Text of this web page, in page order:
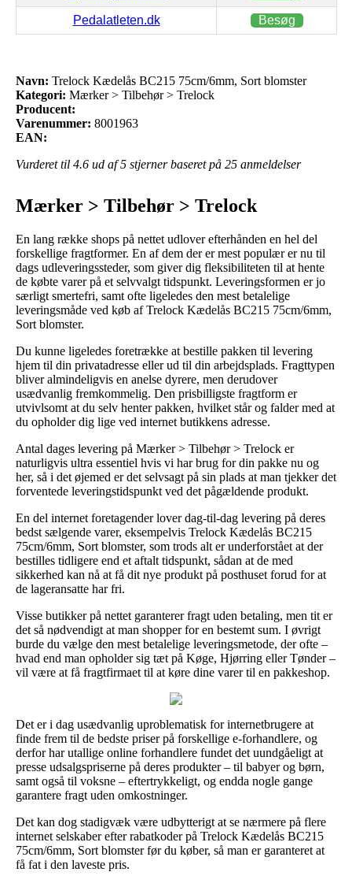
Pedalatleten.dk Besøg
Navn: Trelock Kædelås BC215 75cm/6mm, Sort blomster
Kategori: Mærker > Tilbehør > Trelock
Producent:
Varenummer: 8001963
EAN:
Vurderet til 4.6 ud af 5 stjerner baseret på 25 anmeldelser
Mærker > Tilbehør > Trelock
En lang række shops på nettet udlover efterhånden en hel del
forskellige fragtformer. En af dem der er mest populær er nu til
dags udleveringssteder, som giver dig fleksibiliteten til at hente
de købte varer på et selvvalgt tidspunkt. Leveringsformen er jo
særligt smertefri, samt ofte ligeledes den mest betalelige
leveringsmåde ved køb af Trelock Kædelås BC215 75cm/6mm,
Sort blomster.
Du kunne ligeledes foretrække at bestille pakken til levering
hjem til din privatadresse eller ud til din arbejdsplads. Fragttypen
bliver almindeligvis en anelse dyrere, men derudover
usædvanlig fremkommelig. Den prisbilligste fragtform er
utvivlsomt at du selv henter pakken, hvilket står og falder med at
du opholder dig lige ved internet butikkens adresse.
Antal dages levering på Mærker > Tilbehør > Trelock er
naturligvis ultra essentiel hvis vi har brug for din pakke nu og
her, så i det øjemed er det selvsagt på sin plads at man tjekker det
forventede leveringstidspunkt ved det pågældende produkt.
En del internet foretagender lover dag-til-dag levering på deres
bedst sælgende varer, eksempelvis Trelock Kædelås BC215
75cm/6mm, Sort blomster, som trods alt er underforstået at der
bestilles tidligere end et aftalt tidspunkt, sådan at de med
sikkerhed kan nå at få dit nye produkt på posthuset forud for at
de lageransatte har fri.
Visse butikker på nettet garanterer fragt uden betaling, men tit er
det så nødvendigt at man shopper for en bestemt sum. I øvrigt
burde du vælge den mest betalelige leveringsmetode, der ofte –
hvad end man opholder sig tæt på Køge, Hjørring eller Tønder –
vil være at få fragtfirmaet til at køre dine varer til en pakkeshop.
Det er i dag usædvanlig uproblematisk for internetbrugere at
finde frem til de bedste priser på forskellige e-forhandlere, og
derfor har utallige online forhandlere fundet det uundgåeligt at
presse udsalgspriserne på deres produkter – til babyer og børn,
samt også til voksne – eftertrykkeligt, og endda nogle gange
garantere fragt uden omkostninger.
Det kan dog stadigvæk være udbytterigt at se nærmere på flere
internet selskaber efter rabatkoder på Trelock Kædelås BC215
75cm/6mm, Sort blomster før du køber, så man er garanteret at
få fat i den laveste pris.